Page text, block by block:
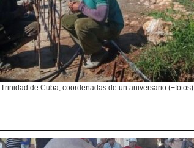
Trinidad de Cuba, coordenadas de un aniversario (+fotos)